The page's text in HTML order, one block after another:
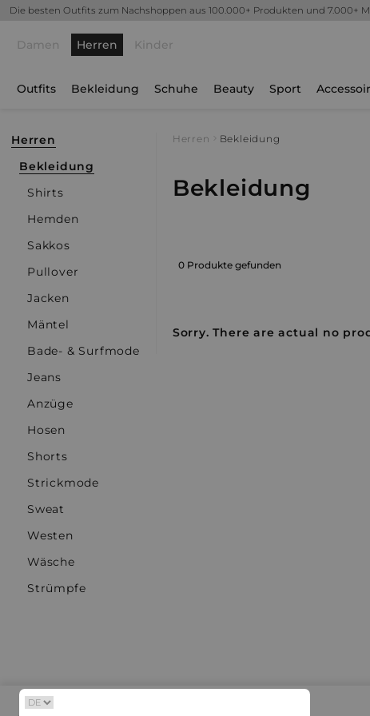
Die besten Outfits zum Nachshoppen aus 100.000+ Produkten und 7.000+
Damen Herren Kinder
Outfits Bekleidung Schuhe Beauty Sport
Herren
Bekleidung
Shirts
Hemden
Sakkos
Pullover
Jacken
Mäntel
Bade- & Surfmode
Jeans
Anzüge
Hosen
Shorts
Strickmode
Sweat
Westen
Wäsche
Strümpfe
Herren Bekleidung
Bekleidung
0 Produkte gefunden
Sorry. There are actual no